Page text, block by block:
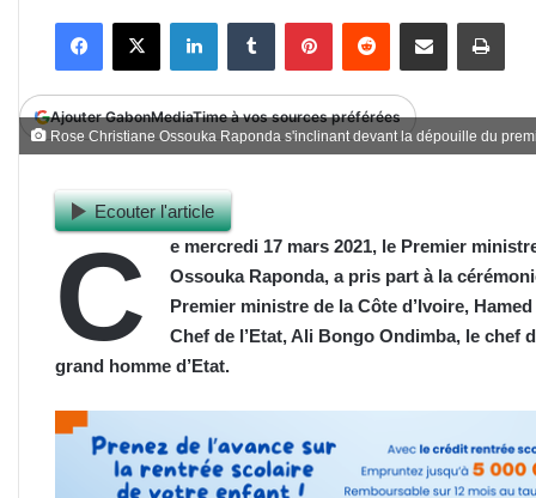
courriel
FacebookX LinkedinTumblr PinterestReddit Partager par email
Ajouter GabonMediaTime à vos sources préférées
Rose Christiane Ossouka Raponda s'inclinant devant la dépouille du
Ecouter l'article
C
e mercredi 17 mars 2021, le Premier
Ossouka Raponda, a pris part à la
Premier ministre de la Côte d’Ivoire,
Chef de l’Etat, Ali Bongo Ondimba, le chef
grand homme d’Etat.